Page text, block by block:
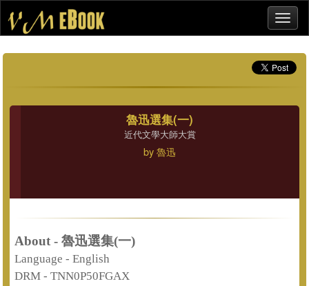
魯迅選集(一)
近代文學大師大賞
by魯迅
About - 魯迅選集(一)
Language - English
DRM - TNN0P50FGAX